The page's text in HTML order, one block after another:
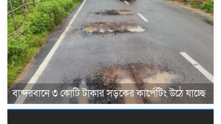
বান্দরবানে ৩ কোটি টাকার সড়কের কার্পেটিং উঠে যাচ্ছে